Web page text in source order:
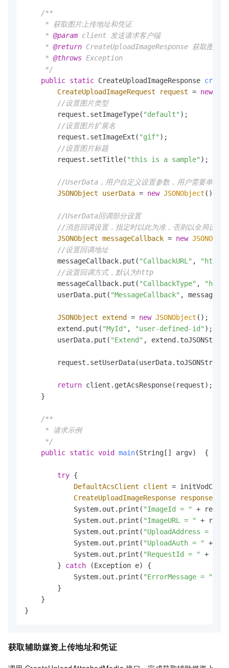
/**
     * 获取图片上传地址和凭证
     *
@param client 发送请求客户端
     *
@return CreateUploadImageResponse 获取图片上
     *
@throws Exception
     */
public static CreateUploadImageResponse
CreateUploadImageRequest
request = new
//设置图片类型
        request.setImageType(
"default" );
//设置图片扩展名
        request.setImageExt(
"gif" );
//设置图片标题
        request.setTitle(
"this is a sample" );
//UserData，用户自定义设置参数，用户需要单独
JSONObject
userData = new JSONObject ();
//UserData回调部分设置
//消息回调设置，指定时以此为准，否则以全局设置
JSONObject messageCallback = new
//设置回调地址
        messageCallback.put(
"CallbackURL" ,
//设置回调方式，默认为http
        messageCallback.put(
"CallbackType" ,
"http"
        userData.put(
"MessageCallback" ,
JSONObject extend = new JSONObject ();
        extend.put(
"MyId" , "user-defined-id" );
        userData.put(
"Extend" ,
return client.getAcsResponse(request);
    }
/**
     * 请求示例
     */
public static void main(String[] argv)
  {
try {
DefaultAcsClient
client =
CreateUploadImageResponse
response
            System.out.print(
"ImageId = "
+
            System.out.print(
"ImageURL = "
+
            System.out.print(
"UploadAddress = "
            System.out.print(
"UploadAuth = "
+
            System.out.print(
"RequestId = "
+
        }
catch (Exception e) {
            System.out.print(
"ErrorMessage = "
        }
    }
}
获取辅助媒资上传地址和凭证